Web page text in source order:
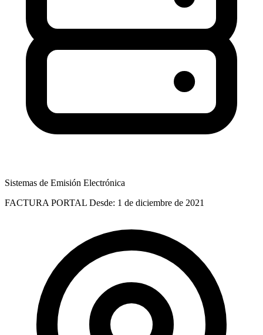
Sistemas de Emisión Electrónica
FACTURA PORTAL Desde: 1 de diciembre de 2021